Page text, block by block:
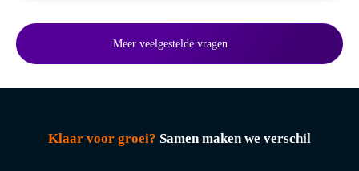
Meer veelgestelde vragen
Klaar voor groei? Samen maken we verschil